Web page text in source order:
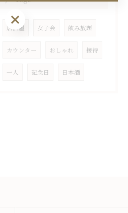
居酒屋 女子会 飲み放題
カウンター おしゃれ 接待
一人 記念日 日本酒